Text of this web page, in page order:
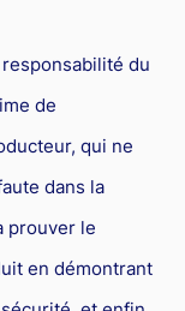
du
de
qui ne
dans la
prouver le
en démontrant